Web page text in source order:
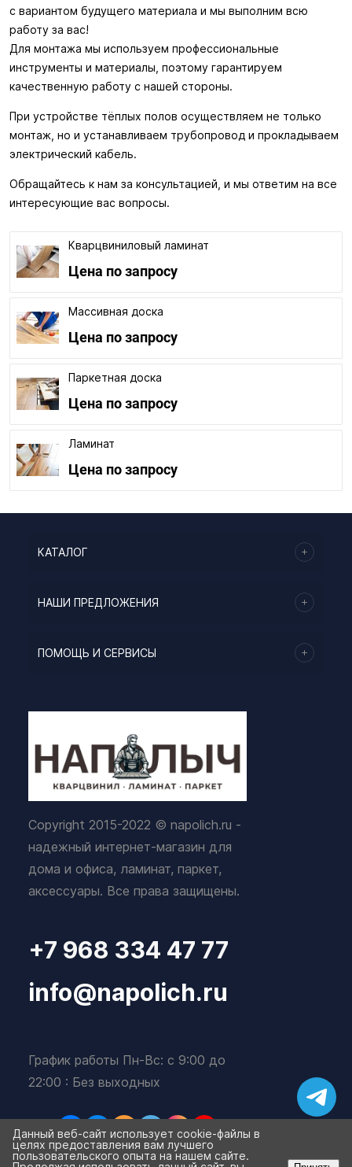
с вариантом будущего материала и мы выполним всю
работу за вас!
Для монтажа мы используем профессиональные
инструменты и материалы, поэтому гарантируем
качественную работу с нашей стороны.
При устройстве тёплых полов осуществляем не только
монтаж, но и устанавливаем трубопровод и прокладываем
электрический кабель.
Обращайтесь к нам за консультацией, и мы ответим на все
интересующие вас вопросы.
Кварцвиниловый ламинат
Цена по запросу
Массивная доска
Цена по запросу
Паркетная доска
Цена по запросу
Ламинат
Цена по запросу
КАТАЛОГ
НАШИ ПРЕДЛОЖЕНИЯ
ПОМОЩЬ И СЕРВИСЫ
Copyright 2015-2022 © napolich.ru -
надежный интернет-магазин для
дома и офиса, ламинат, паркет,
аксессуары. Все права защищены.
+7 968 334 47 77
info@napolich.ru
График работы Пн-Вс: с 9:00 до
22:00 : Без выходных
Данный веб-сайт использует cookie-файлы в
целях предоставления вам лучшего
пользовательского опыта на нашем сайте.